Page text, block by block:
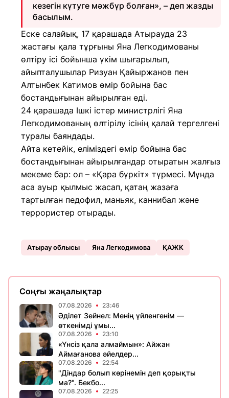
кезегін күтуге мәжбүр болған», – деп жазды
басылым.
Еске салайық, 17 қарашада Атырауда 23
жастағы қала тұрғыны Яна Легкодимованы
өлтіру ісі бойынша үкім шығарылып,
айыпталушылар Ризуан Қайыржанов пен
Алтынбек Катимов өмір бойына бас
бостандығынан айырылған еді.
24 қарашада Ішкі істер министрлігі Яна
Легкодимованың өлтірілу ісінің қалай тергелгені
туралы баяндады.
Айта кетейік, еліміздегі өмір бойына бас
бостандығынан айырылғандар отыратын жалғыз
мекеме бар: ол – «Қара бүркіт» түрмесі. Мұнда
аса ауыр қылмыс жасап, қатаң жазаға
тартылған педофил, маньяк, каннибал және
террористер отырады.
Атырау облысы Яна Легкодимова ҚАЖК
Соңғы жаңалықтар
07.08.2026 23:46
Әділет Зейнел: Менің үйленгенім —
өткенімді ұмы...
07.08.2026 23:10
«Үнсіз қала алмаймын»: Айжан
Аймағанова әйелдер...
07.08.2026 22:54
"Діндар болып көрінемін деп қорықты
ма?". Бекбо...
07.08.2026 22:25